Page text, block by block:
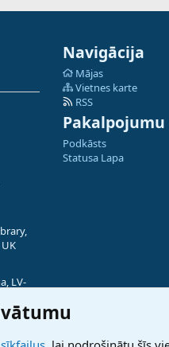
LV-
Navigācija
Mājas
Vietnes karte
RSS
Pakalpojumu
Podkāsts
Statusa Lapa